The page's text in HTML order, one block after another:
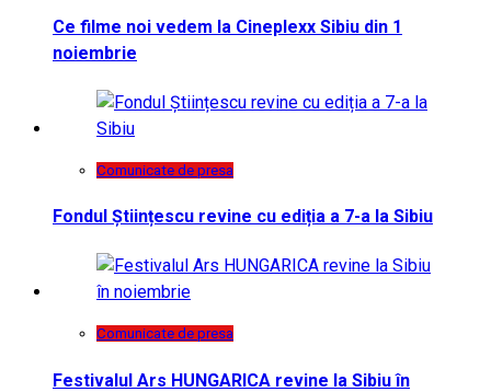
Ce filme noi vedem la Cineplexx Sibiu din 1
noiembrie
Comunicate de presa
Fondul Științescu revine cu ediția a 7-a la Sibiu
Comunicate de presa
Festivalul Ars HUNGARICA revine la Sibiu în